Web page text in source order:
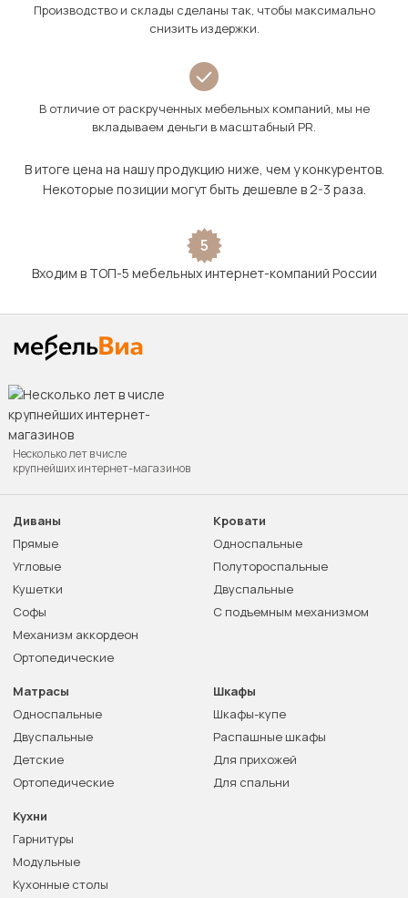
Производство и склады сделаны так, чтобы максимально
снизить издержки.
В отличие от раскрученных мебельных компаний, мы не
вкладываем деньги в масштабный PR.
В итоге цена на нашу продукцию ниже, чем у конкурентов.
Некоторые позиции могут быть дешевле в 2-3 раза.
5
Входим в ТОП-5 мебельных интернет-компаний России
Несколько лет в числе
крупнейших интернет-магазинов
Диваны
Прямые
Угловые
Кушетки
Софы
Механизм аккордеон
Ортопедические
Кровати
Односпальные
Полутороспальные
Двуспальные
С подъемным механизмом
Матрасы
Односпальные
Двуспальные
Детские
Ортопедические
Шкафы
Шкафы-купе
Распашные шкафы
Для прихожей
Для спальни
Кухни
Гарнитуры
Модульные
Кухонные столы